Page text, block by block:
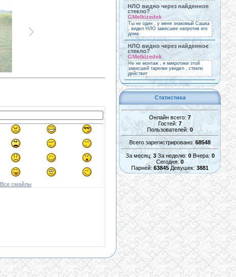
Все смайлы
НЛО видно через найденное
стекло?
GMelkizedek
Ты не один , у меня знакомый Сашка
, видел НЛО зависшее напротив его
дома
НЛО видно через найденное
стекло?
GMelkizedek
Не не монтаж , я микротики этой
зависшей тарелки увидел , стекло
действит
Статистика
Онлайн всего: 7
Гостей: 7
Пользователей: 0
Всего зарегистрировано: 68548
За месяц: 3За неделю: 0Вчера: 0
Сегодня:0
Парней:63845 Девушек: 3881